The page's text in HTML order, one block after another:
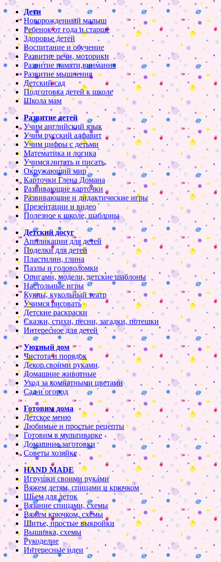
Дети
Новорожденный малыш
Ребенок от года и старше
Здоровье детей
Воспитание и обучение
Развитие речи, моторики
Развитие памяти,внимания
Развитие мышления
Детский сад
Подготовка детей к школе
Школа мам
Развитие детей
Учим английский язык
Учим русский алфавит
Учим цифры с детьми
Математика и логика
Учимся читать и писать
Окружающий мир
Карточки Глена Домана
Развивающие карточки
Развивающие и дидактические игры
Презентации и видео
Полезное к школе, шаблоны
Детский досуг
Аппликации для детей
Поделки для детей
Пластилин, глина
Пазлы и головоломки
Оригами, модели, детские шаблоны
Настольные игры
Куклы, кукольный театр
Учимся рисовать
Детские раскраски
Сказки, стихи, песни, загадки, потешки
Интересное для детей
Уютный дом
Чистота и порядок
Декор своими руками
Домашние животные
Уход за комнатными цветами
Сад и огород
Готовим дома
Детское меню
Любимые и простые рецепты
Готовим в мультиварке
Домашние заготовки
Советы хозяйке
HAND MADE
Игрушки своими руками
Вяжем детям, спицами и крючком
Шьем для деток
Вязание спицами, схемы
Вяжем крючком, схемы
Шитье, простые выкройки
Вышивка, схемы
Рукоделие
Интересные идеи